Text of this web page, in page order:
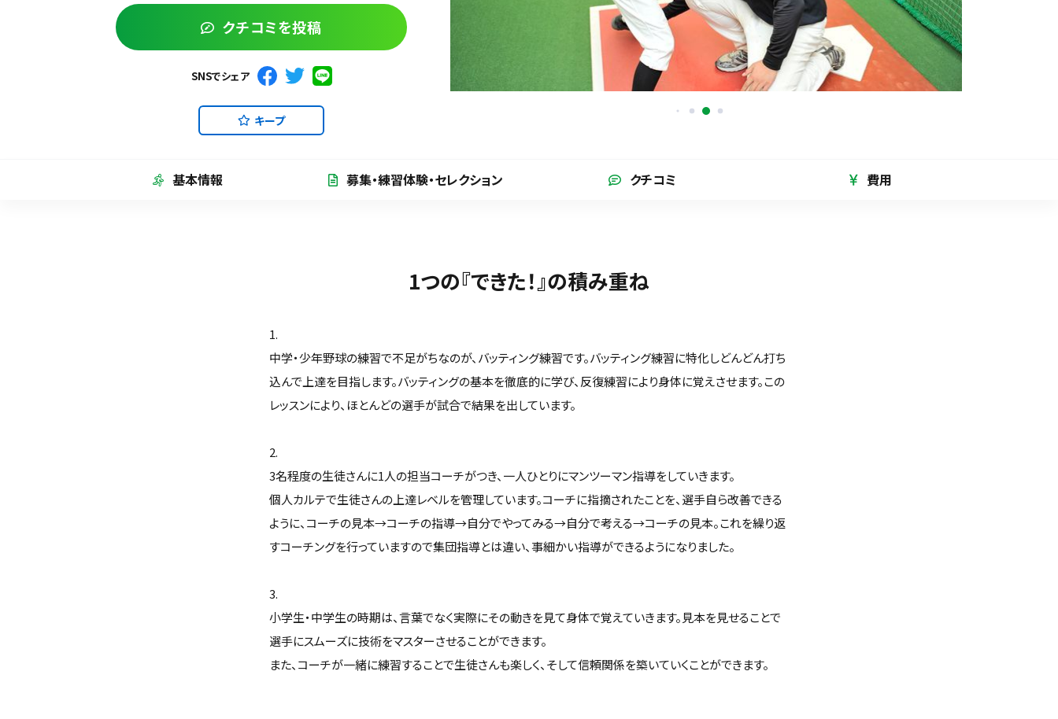
クチコミを投稿
SNSでシェア
キープ
基本情報 募集・練習体験・セレクション クチコミ 費用
1つの『できた！』の積み重ね
1.
中学・少年野球の練習で不足がちなのが、バッティング練習です。バッティング練習に特化しどんどん打ち
込んで上達を目指します。バッティングの基本を徹底的に学び、反復練習により身体に覚えさせます。この
レッスンにより、ほとんどの選手が試合で結果を出しています。
2.
3名程度の生徒さんに1人の担当コーチがつき、一人ひとりにマンツーマン指導をしていきます。
個人カルテで生徒さんの上達レベルを管理しています。コーチに指摘されたことを、選手自ら改善できる
ように、コーチの見本→コーチの指導→自分でやってみる→自分で考える→コーチの見本。これを繰り返
すコーチングを行っていますので集団指導とは違い、事細かい指導ができるようになりました。
3.
小学生・中学生の時期は、言葉でなく実際にその動きを見て身体で覚えていきます。見本を見せることで
選手にスムーズに技術をマスターさせることができます。
また、コーチが一緒に練習することで生徒さんも楽しく、そして信頼関係を築いていくことができます。